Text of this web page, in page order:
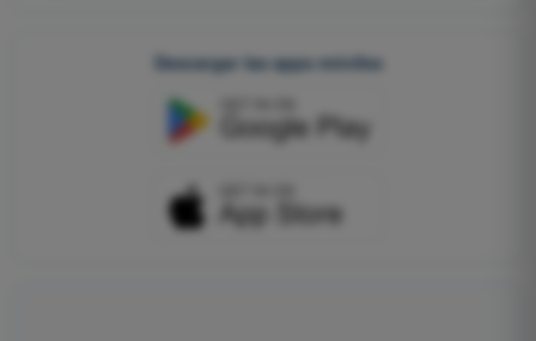
Descargar las apps móviles